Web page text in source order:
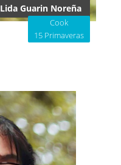
Lida Guarin Noreña
Cook
15 Primaveras